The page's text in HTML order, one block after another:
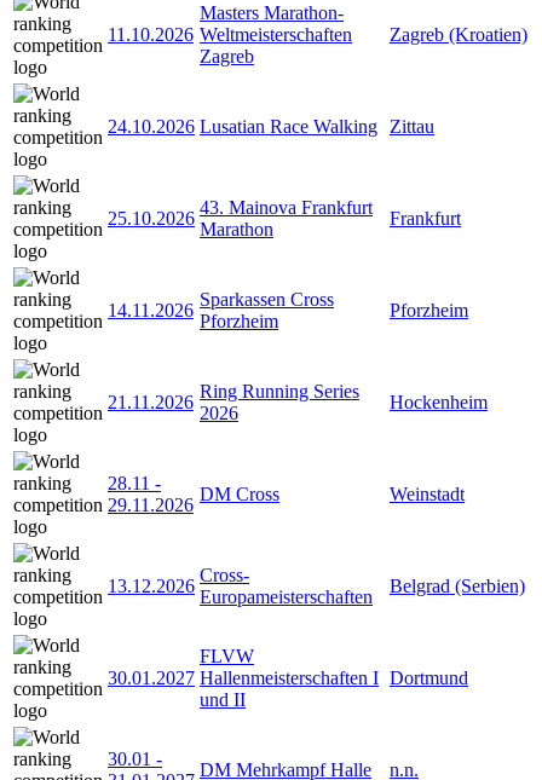
11.10.2026
Masters Marathon-
Weltmeisterschaften
Zagreb
Zagreb (Kroatien)
24.10.2026 Lusatian Race Walking Zittau
25.10.2026
43. Mainova Frankfurt
Marathon
Frankfurt
14.11.2026
Sparkassen Cross
Pforzheim
Pforzheim
21.11.2026
Ring Running Series
2026
Hockenheim
28.11 -
29.11.2026
DM Cross Weinstadt
13.12.2026
Cross-
Europameisterschaften
Belgrad (Serbien)
30.01.2027
FLVW
Hallenmeisterschaften I
und II
Dortmund
30.01 -
DM Mehrkampf Halle n.n.